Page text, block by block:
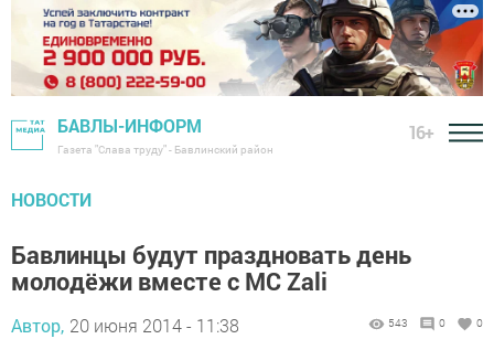
БАВЛЫ-ИНФОРМ
Газета "Слава труду" - Бавлинский район
16+
НОВОСТИ
Бавлинцы будут праздновать день
молодёжи вместе с MC Zali
Автор, 20 июня 2014 - 11:38 543 0 0